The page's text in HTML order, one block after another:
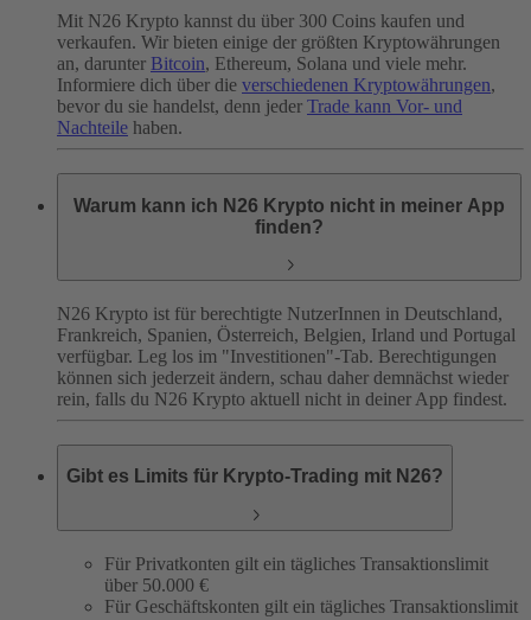
Mit N26 Krypto kannst du über 300 Coins kaufen und
verkaufen. Wir bieten einige der größten Kryptowährungen
an, darunter Bitcoin, Ethereum, Solana und viele mehr.
Informiere dich über die verschiedenen Kryptowährungen,
bevor du sie handelst, denn jeder Trade kann Vor- und
Nachteile haben.
Warum kann ich N26 Krypto nicht in meiner App
finden?
N26 Krypto ist für berechtigte NutzerInnen in Deutschland,
Frankreich, Spanien, Österreich, Belgien, Irland und Portugal
verfügbar. Leg los im "Investitionen"-Tab. Berechtigungen
können sich jederzeit ändern, schau daher demnächst wieder
rein, falls du N26 Krypto aktuell nicht in deiner App findest.
Gibt es Limits für Krypto-Trading mit N26?
Für Privatkonten gilt ein tägliches Transaktionslimit
über 50.000 €
Für Geschäftskonten gilt ein tägliches Transaktionslimit